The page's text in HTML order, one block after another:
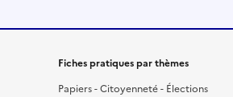
Fiches pratiques par thèmes
Papiers - Citoyenneté - Élections